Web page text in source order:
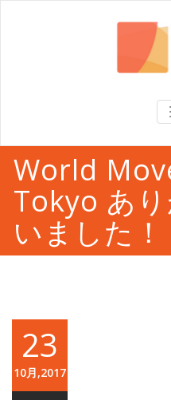
World
Tokyo あ
いました！
23
10月,2017